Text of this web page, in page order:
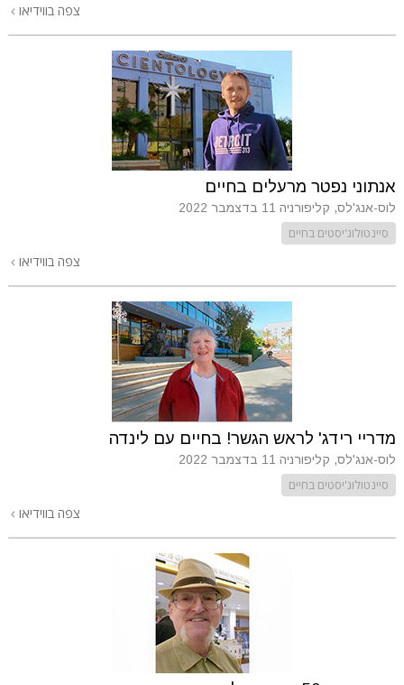
צפה בווידיאו
אנתוני נפטר מרעלים בחיים
לוס-אנג'לס, קליפורניה 11 בדצמבר 2022
סיינטולוג'יסטים בחיים
צפה בווידיאו
מדריי רידג' לראש הגשר! בחיים עם לינדה
לוס-אנג'לס, קליפורניה 11 בדצמבר 2022
סיינטולוג'יסטים בחיים
צפה בווידיאו